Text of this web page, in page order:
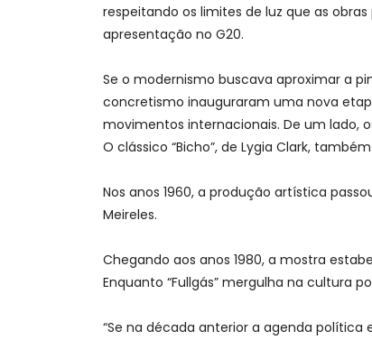
respeitando os limites de luz que as
apresentação no G20.
Se o modernismo buscava aproximar a
concretismo inauguraram uma nova
movimentos internacionais. De um lado,
O clássico “Bicho”, de Lygia Clark,
Nos anos 1960, a produção artística
Meireles.
Chegando aos anos 1980, a mostra
Enquanto “Fullgás” mergulha na cultura
“Se na década anterior a agenda política